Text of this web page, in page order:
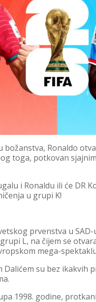
božanstva, Ronaldo
toga, potkovan
i Ronaldu ili će DR
u grupi K!
prvenstva u
L, na čijem se
mega-
su bez ikakvih
1998. godine,